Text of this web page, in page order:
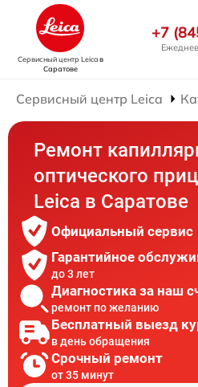
Сервисный центр Leicaв
Саратове
+7
Сервисный центр Leica
Ремонт
оптического
Leica в Саратове
Официальный сервис
Гарантийное
до 3 лет
Диагностика за наш
ремонт по желанию
Бесплатный выезд
в день обращения
Срочный ремонт
от 35 минут